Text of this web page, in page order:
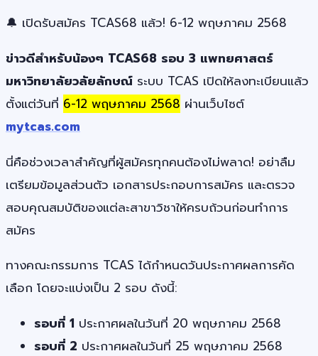
🔔 เปิดรับสมัคร TCAS68 แล้ว! 6-12 พฤษภาคม 2568
ข่าวดีสำหรับน้องๆ TCAS68 รอบ 3 แพทยศาสตร์
มหาวิทยาลัยวลัยลักษณ์ ระบบ TCAS เปิดให้ลงทะเบียนแล้ว
ตั้งแต่วันที่ 6-12 พฤษภาคม 2568 ผ่านเว็บไซต์
mytcas.com
นี่คือช่วงเวลาสำคัญที่ผู้สมัครทุกคนต้องไม่พลาด! อย่าลืม
เตรียมข้อมูลส่วนตัว เอกสารประกอบการสมัคร และตรวจ
สอบคุณสมบัติของแต่ละสาขาวิชาให้ครบถ้วนก่อนทำการ
สมัคร
ทางคณะกรรมการ TCAS ได้กำหนดวันประกาศผลการคัด
เลือก โดยจะแบ่งเป็น 2 รอบ ดังนี้:
รอบที่ 1 ประกาศผลในวันที่ 20 พฤษภาคม 2568
รอบที่ 2 ประกาศผลในวันที่ 25 พฤษภาคม 2568